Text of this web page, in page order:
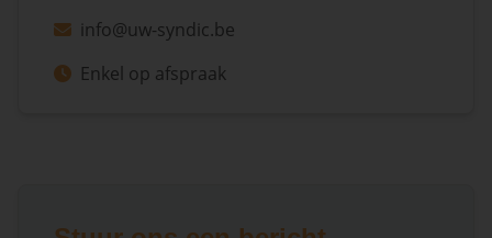
info@uw-syndic.be
Enkel op afspraak